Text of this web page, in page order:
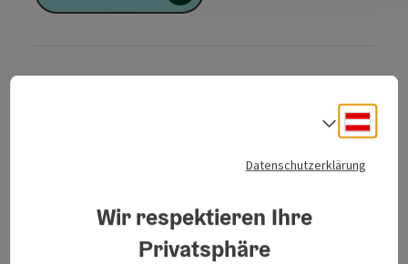
Am südwestlichen Ortsausgang befindet sich der
Stellplatz bietet 18 Wohnmobilen Platz.
Nutzerinnen und Nutzer des ruhig gelegenen
Wohnmobilstellplatzes bieten sich vielfältige
Datenschutzerklärung
Wir respektieren Ihre
Privatsphäre